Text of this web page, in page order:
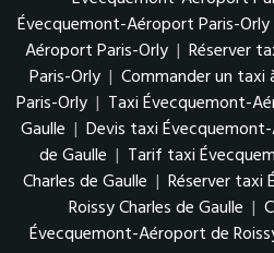
Évecquemont-Aéroport Paris-Orly
Aéroport Paris-Orly | Réserver
Paris-Orly | Commander un
Paris-Orly | Taxi Évecquemont-
Gaulle | Devis taxi
de Gaulle | Tarif taxi
Charles de Gaulle | Réserver taxi
Roissy Charles de Gaulle |
Évecquemont-Aéroport de